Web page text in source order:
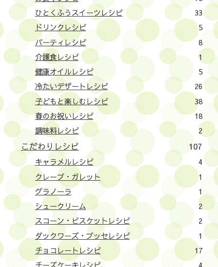
ひとくふうスイーツレシピ
33
ドリンクレシピ
5
パーティレシピ
8
介護食レシピ
1
健康オイルレシピ
5
冷たいデザートレシピ
26
子どもと楽しむレシピ
38
春のお祝いレシピ
18
調味料レシピ
2
こだわりレシピ 107
キャラメルレシピ
4
クレープ・ガレット
1
グラノーラ
1
シュークリーム
2
スコーン・ビスケットレシピ
2
ダックワーズ・ブッセレシピ
1
チョコレートレシピ
17
チーズケーキレシピ
4